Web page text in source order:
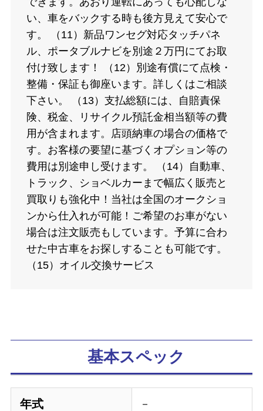
い、車をバックする時も後方見えて安心で
す。 （11）新品ワンセグ対応タッチパネ
ル、ポータブルナビを別途２万円にてお取
付け致します！ （12）別途有償にて点検・
整備・保証も御座います。詳しくはご相談
下さい。 （13）支払総額には、自賠責保
険、税金、リサイクル預託金相当額等の費
用が含まれます。店頭納車の場合の価格で
す。お客様の要望に基づくオプション等の
費用は別途申し受けます。 （14）自動車、
トラック、ショベルカーまで幅広く販売と
買取りも強化中！当社は全国のオークショ
ンから仕入れが可能！ご希望のお車がない
場合は注文販売もしています。予算に合わ
せた中古車をお探しすることも可能です。
（15）オイル交換サービス
基本スペック
年式 －